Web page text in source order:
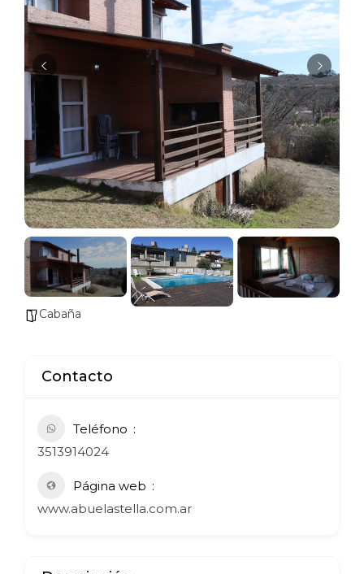
Cabaña
Contacto
Teléfono
3513914024
Página web
www.abuelastella.com.ar